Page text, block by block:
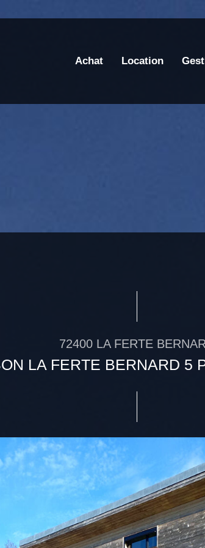
Achat Location
72400 LA FERTE
LA FERTE BERNARD 5